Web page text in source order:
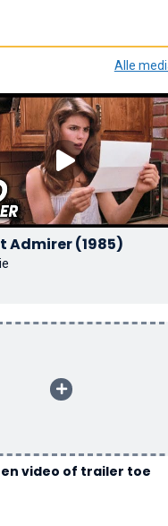
Alle
Secret Admirer (1985)
video of trailer toe